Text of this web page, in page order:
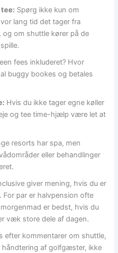
Spørg ikke kun om
lang tid det tager fra
om shuttle kører på de
fees inkluderet? Hvor
buggy bookes og betales
Hvis du ikke tager egne køller
og tee time-hjælp være let at
resorts har spa, men
eller behandlinger
giver mening, hvis du er
For par er halvpension ofte
er bedst, hvis du
væk store dele af dagen.
efter kommentarer om shuttle,
håndtering af golfgæster, ikke